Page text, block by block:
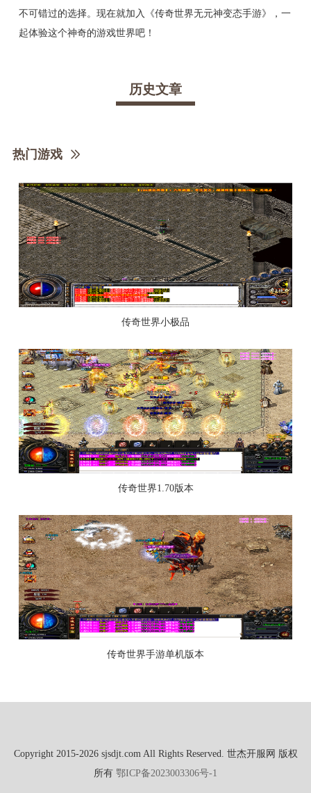
不可错过的选择。现在就加入《传奇世界无元神变态手游》，一
起体验这个神奇的游戏世界吧！
历史文章
热门游戏
传奇世界小极品
传奇世界1.70版本
传奇世界手游单机版本
Copyright 2015-2026 sjsdjt.com All Rights Reserved. 世杰开服网 版权
所有 鄂ICP备2023003306号-1